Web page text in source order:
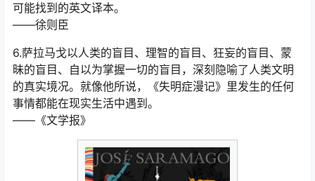
可能找到的英文译本。
——徐则臣
6.萨拉马戈以人类的盲目、理智的盲目、狂妄的盲目、蒙
昧的盲目、自以为掌握一切的盲目，深刻隐喻了人类文明
的真实境况。就像他所说，《失明症漫记》里发生的任何
事情都能在现实生活中遇到。
——《文学报》